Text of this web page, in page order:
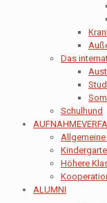
Das
Schulhund
Höhere
ALUMNI